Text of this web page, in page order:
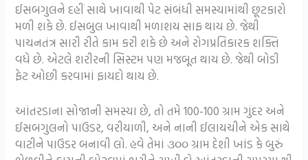
ઈસબગુલને દહીં સાથે ખાવાથી પેટ સંબંધી સમસ્યામાંથી છૂટકારો
મળી શકે છે. ઈસબુલ ખાવાથી મળાશય સાફ થાય છે. જેથી
પાચનતંત્ર સારી રીતે કામ કરી શકે છે અને રોગપ્રતિકારક શક્તિ
વધે છે. એટલે શરીરની સિસ્ટમ પણ મજબૂત થાય છે. જેથી બોડી
ફેટ ઓછી કરવામાં ફાયદો થાય છે.
આંતરડાના સોજાની સમસ્યા છે, તો તમે 100-100 ગ્રામ ગુંદર અને
ઈસબગુલનો પાઉડર, વરીયાળી, અને નાની ઈલાયચીને એક સાથે
વાટીને પાઉડર બનાવી લો. હવે તેમાં ૩૦૦ ગ્રામ દેશી ખાંડ કે બુરું